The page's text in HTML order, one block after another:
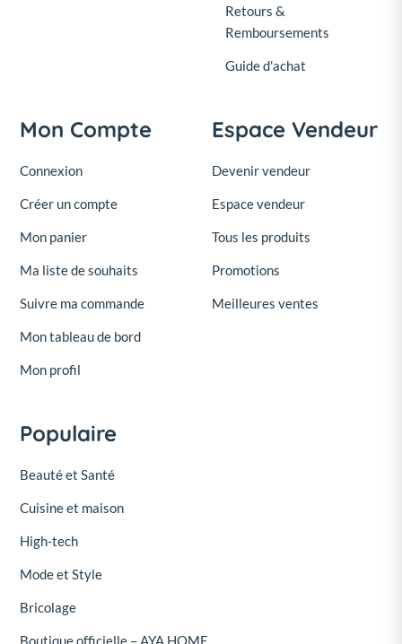
Retours &
Remboursements
Guide d'achat
Mon Compte
Connexion
Créer un compte
Mon panier
Ma liste de souhaits
Suivre ma commande
Mon tableau de bord
Mon profil
Espace Vendeur
Devenir vendeur
Espace vendeur
Tous les produits
Promotions
Meilleures ventes
Populaire
Beauté et Santé
Cuisine et maison
High-tech
Mode et Style
Bricolage
Boutique officielle – AYA HOME